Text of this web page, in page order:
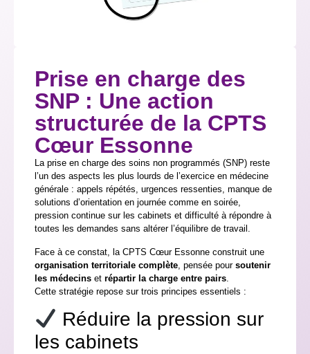
Prise en charge des
SNP : Une action
structurée de la CPTS
Cœur Essonne
La prise en charge des soins non programmés (SNP) reste
l’un des aspects les plus lourds de l’exercice en médecine
générale : appels répétés, urgences ressenties, manque de
solutions d’orientation en journée comme en soirée,
pression continue sur les cabinets et difficulté à répondre à
toutes les demandes sans altérer l’équilibre de travail.
Face à ce constat, la CPTS Cœur Essonne construit une
organisation territoriale complète , pensée pour soutenir
les médecins et répartir la charge entre pairs
Cette stratégie repose sur trois principes essentiels :
Réduire la pression sur
les cabinets